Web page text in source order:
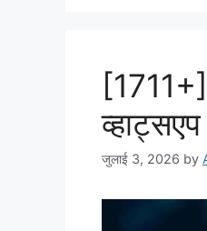
जुलाई 3, 2026 by